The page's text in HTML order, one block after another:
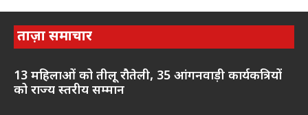
ताज़ा समाचार
13 महिलाओं को तीलू रौतेली, 35 आंगनवाड़ी कार्यकत्रियों
को राज्य स्तरीय सम्मान